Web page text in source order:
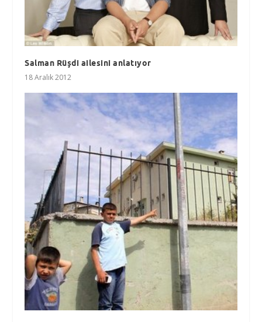
Salman Rüşdi ailesini anlatıyor
18 Aralık 2012